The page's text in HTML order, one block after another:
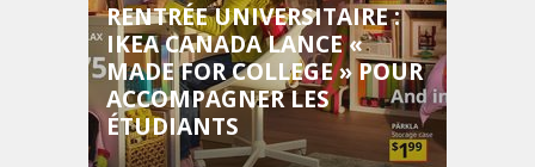
RENTRÉE UNIVERSITAIRE :
IKEA CANADA LANCE «
MADE FOR COLLEGE » POUR
ACCOMPAGNER LES
ÉTUDIANTS